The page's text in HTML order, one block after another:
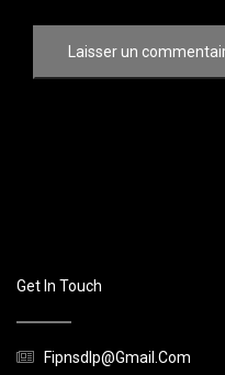
Get In Touch
Fipnsdlp@gmail.com